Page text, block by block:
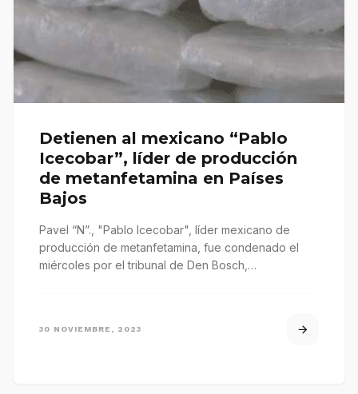
Detienen al mexicano “Pablo
Icecobar”, líder de producción
de metanfetamina en Países
Bajos
Pavel “N”., "Pablo Icecobar", líder mexicano de
producción de metanfetamina, fue condenado el
miércoles por el tribunal de Den Bosch,…
30 NOVIEMBRE, 2023